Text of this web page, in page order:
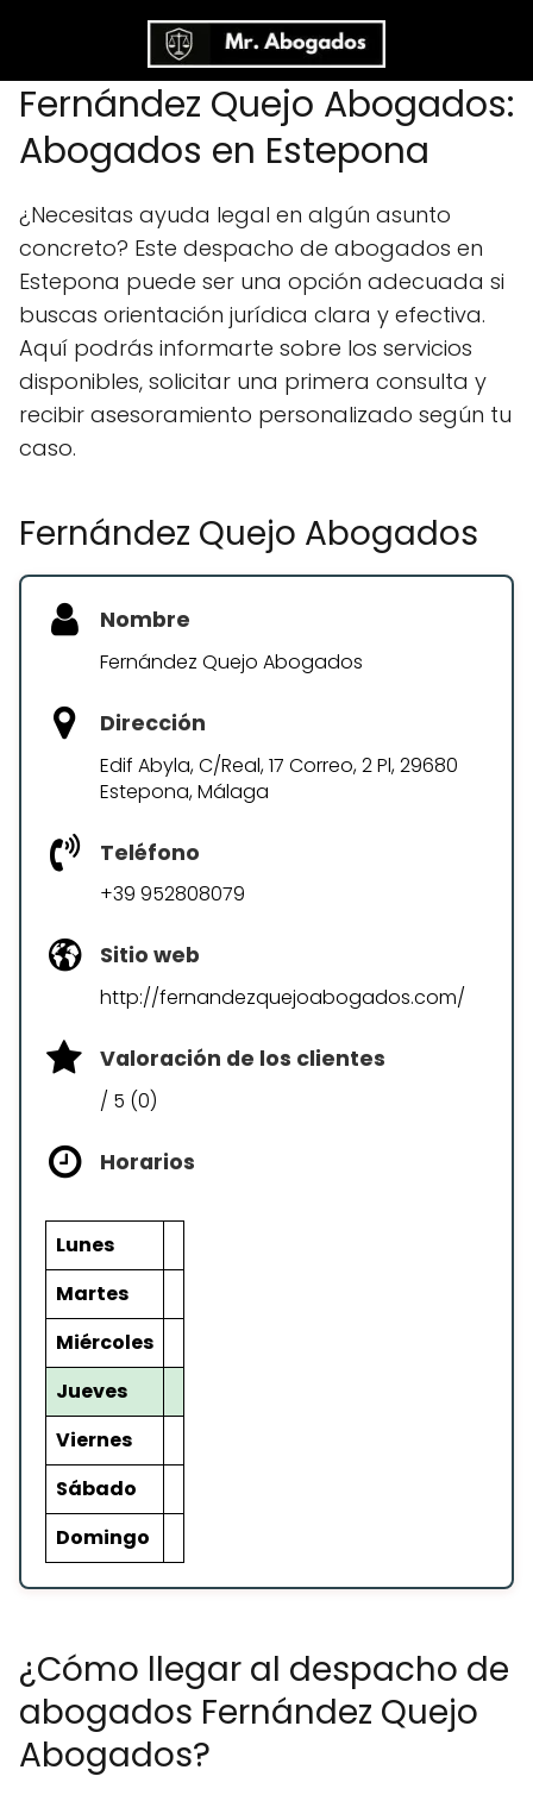
Fernández Quejo Abogados:
Abogados en Estepona
¿Necesitas ayuda legal en algún asunto
concreto? Este despacho de abogados en
Estepona puede ser una opción adecuada si
buscas orientación jurídica clara y efectiva.
Aquí podrás informarte sobre los servicios
disponibles, solicitar una primera consulta y
recibir asesoramiento personalizado según tu
caso.
Fernández Quejo Abogados
Nombre
Fernández Quejo Abogados
Dirección
Edif Abyla, C/Real, 17 Correo, 2 Pl, 29680
Estepona, Málaga
Teléfono
+39 952808079
Sitio web
http://fernandezquejoabogados.com/
Valoración de los clientes
/ 5 (0)
Horarios
Lunes
Martes
Miércoles
Jueves
Viernes
Sábado
Domingo
¿Cómo llegar al despacho de
abogados Fernández Quejo
Abogados?